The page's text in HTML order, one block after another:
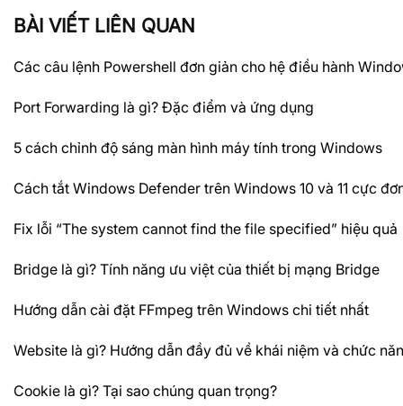
BÀI VIẾT LIÊN QUAN
Các câu lệnh Powershell đơn giản cho hệ điều hành
Port Forwarding là gì? Đặc điểm và ứng dụng
5 cách chỉnh độ sáng màn hình máy tính trong Windows
Cách tắt Windows Defender trên Windows 10 và 11 cực
Fix lỗi “The system cannot find the file specified” hiệu quả
Bridge là gì? Tính năng ưu việt của thiết bị mạng Bridge
Hướng dẫn cài đặt FFmpeg trên Windows chi tiết nhất
Website là gì? Hướng dẫn đầy đủ về khái niệm và chức
Cookie là gì? Tại sao chúng quan trọng?